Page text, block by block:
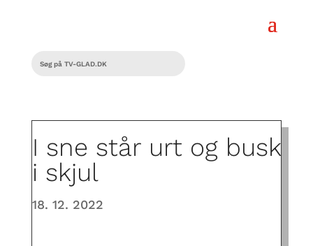
I sne står urt og busk
i skjul
18. 12. 2022